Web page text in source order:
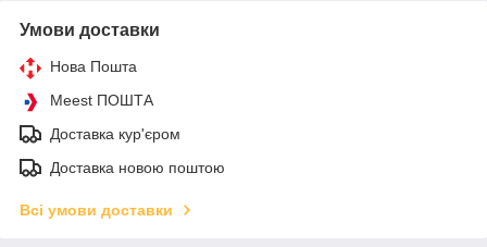
Умови доставки
Нова Пошта
Meest ПОШТА
Доставка кур'єром
Доставка новою поштою
Всі умови доставки